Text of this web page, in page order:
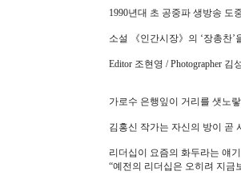
1990년대 초 공중파 생방송 도
소설 《인간시장》의 ‘장총찬
Editor 조현영 / Photographer 김
가로수 은행잎이 거리를 샛노
김홍신 작가는 자신의 방이 곧
리더십이 요즘의 화두라는 얘
“예전의 리더십은 오히려 지금